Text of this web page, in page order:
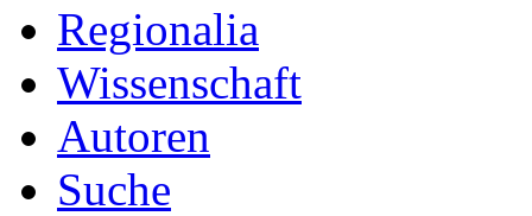
Regionalia
Wissenschaft
Autoren
Suche